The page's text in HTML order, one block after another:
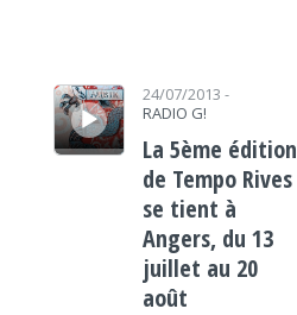
Lecteur audio 24/07/2013 -
RADIO G!
La 5ème édition
de Tempo Rives
se tient à
Angers, du 13
juillet au 20
août